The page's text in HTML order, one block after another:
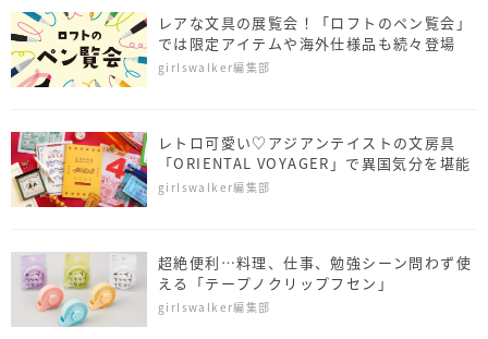
レアな文具の展覧会！「ロフトのペン覧会」
では限定アイテムや海外仕様品も続々登場
girlswalker編集部
レトロ可愛い♡アジアンテイストの文房具
「ORIENTAL VOYAGER」で異国気分を堪能
girlswalker編集部
超絶便利…料理、仕事、勉強シーン問わず使
える「テープノクリップフセン」
girlswalker編集部